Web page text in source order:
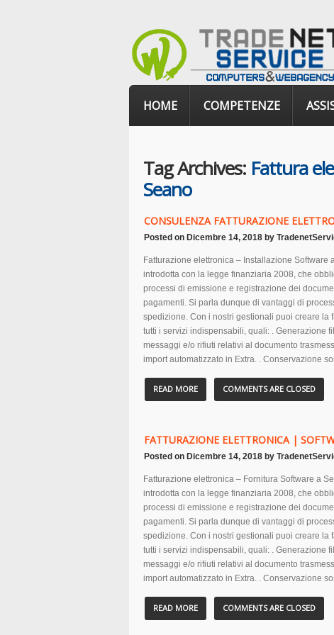
HOME COMPETENZE
Tag Archives: Fattura
Seano
CONSULENZA FATTURAZIONE
Posted on Dicembre 14, 2018 by
Fatturazione elettronica – Installazione
introdotta con la legge finanziaria 2008, che
processi di emissione e registrazione dei
pagamenti. Si parla dunque di vantaggi di
spedizione. Con i nostri gestionali puoi creare la
tutti i servizi indispensabili, quali: . Generazione
messaggi e/o rifiuti relativi al documento
import automatizzato in Extra. . Conservazione
READ MORE COMMENTS ARE CLOSED
FATTURAZIONE ELETTRONICA |
Posted on Dicembre 14, 2018 by
Fatturazione elettronica – Fornitura Software a
introdotta con la legge finanziaria 2008, che
processi di emissione e registrazione dei
pagamenti. Si parla dunque di vantaggi di
spedizione. Con i nostri gestionali puoi creare la
tutti i servizi indispensabili, quali: . Generazione
messaggi e/o rifiuti relativi al documento
import automatizzato in Extra. . Conservazione
READ MORE COMMENTS ARE CLOSED